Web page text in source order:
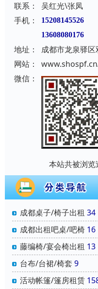
联系：
吴红光\张凤
手机：
15208145526
13608080176
地址：
成都市龙泉驿
网站：
微信：
本站共被浏
成都桌子/椅子出租 34
成都出租吧桌/吧椅 16
藤编椅/宴会椅出租 13
台布/台裙/椅套 9
活动帐篷/篷房租赁